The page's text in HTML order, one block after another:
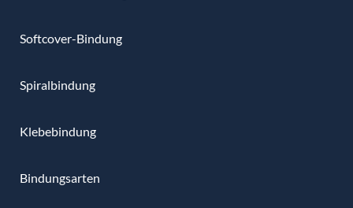
Softcover-Bindung
Spiralbindung
Klebebindung
Bindungsarten